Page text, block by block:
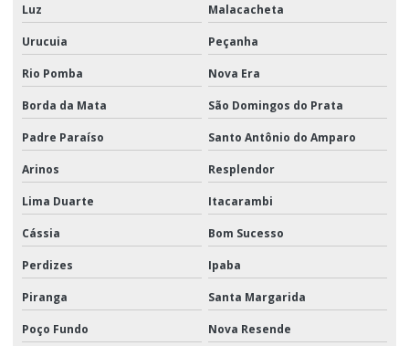
Luz Malacacheta
Urucuia Peçanha
Rio Pomba Nova Era
Borda da Mata São Domingos do Prata
Padre Paraíso Santo Antônio do Amparo
Arinos Resplendor
Lima Duarte Itacarambi
Cássia Bom Sucesso
Perdizes Ipaba
Piranga Santa Margarida
Poço Fundo Nova Resende